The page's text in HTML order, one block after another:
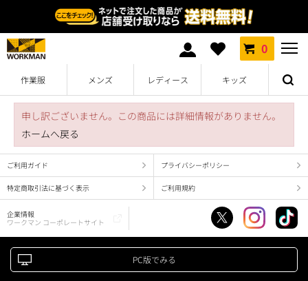
0
作業服 メンズ レディース キッズ
申し訳ございません。この商品には詳細情報がありません。
ホームへ戻る
ご利用ガイド プライバシーポリシー
特定商取引法に基づく表示 ご利用規約
企業情報
ワークマン コーポレートサイト
PC版でみる